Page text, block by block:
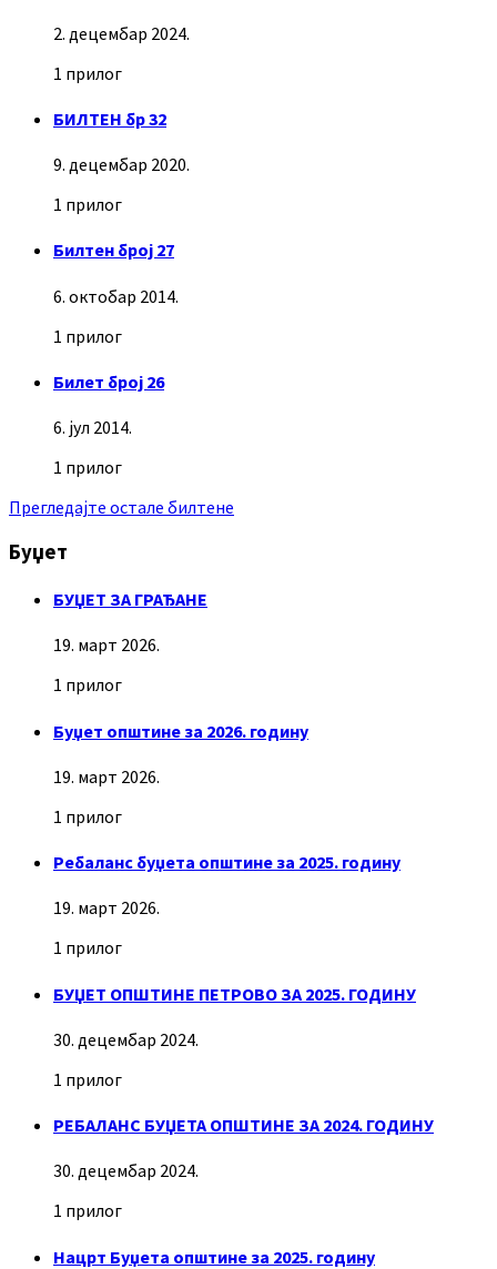
2. децембар 2024.
1 прилог
БИЛТЕН бр 32
9. децембар 2020.
1 прилог
Билтен број 27
6. октобар 2014.
1 прилог
Билет број 26
6. јул 2014.
1 прилог
Прегледајте остале билтене
Буџет
БУЏЕТ ЗА ГРАЂАНЕ
19. март 2026.
1 прилог
Буџет општине за 2026. годину
19. март 2026.
1 прилог
Ребаланс буџета општине за 2025. годину
19. март 2026.
1 прилог
БУЏЕТ ОПШТИНЕ ПЕТРОВО ЗА 2025. ГОДИНУ
30. децембар 2024.
1 прилог
РЕБАЛАНС БУЏЕТА ОПШТИНЕ ЗА 2024. ГОДИНУ
30. децембар 2024.
1 прилог
Нацрт Буџета општине за 2025. годину